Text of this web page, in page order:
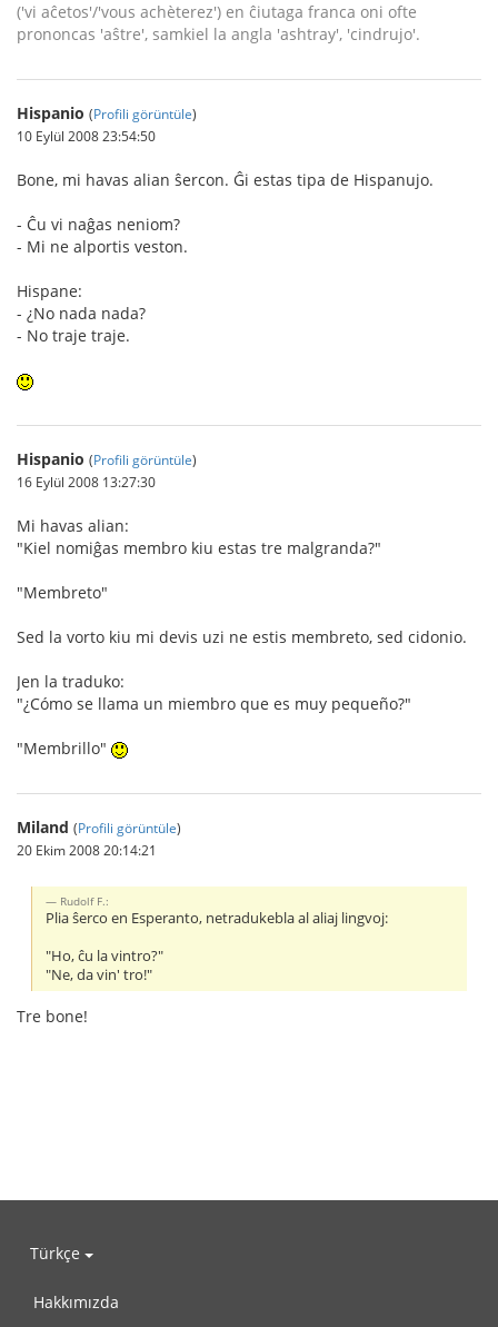
('vi aĉetos'/'vous achèterez') en ĉiutaga franca oni ofte
prononcas 'aŝtre', samkiel la angla 'ashtray', 'cindrujo'.
Hispanio (Profili görüntüle)
10 Eylül 2008 23:54:50
Bone, mi havas alian ŝercon. Ĝi estas tipa de Hispanujo.
- Ĉu vi naĝas neniom?
- Mi ne alportis veston.
Hispane:
- ¿No nada nada?
- No traje traje.
Hispanio (Profili görüntüle)
16 Eylül 2008 13:27:30
Mi havas alian:
"Kiel nomiĝas membro kiu estas tre malgranda?"
"Membreto"
Sed la vorto kiu mi devis uzi ne estis membreto, sed cidonio.
Jen la traduko:
"¿Cómo se llama un miembro que es muy pequeño?"
"Membrillo"
Miland (Profili görüntüle)
20 Ekim 2008 20:14:21
Rudolf F.:
Plia ŝerco en Esperanto, netradukebla al aliaj lingvoj:
"Ho, ĉu la vintro?"
"Ne, da vin' tro!"
Tre bone!
Türkçe
Hakkımızda